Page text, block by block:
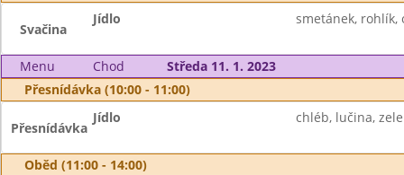
Svačina
Jídlo smetánek, rohlík,
Menu Chod
Středa 11. 1. 2023
Přesnídávka (10:00 - 11:00)
Přesnídávka
Jídlo chléb, lučina,
Oběd (11:00 - 14:00)